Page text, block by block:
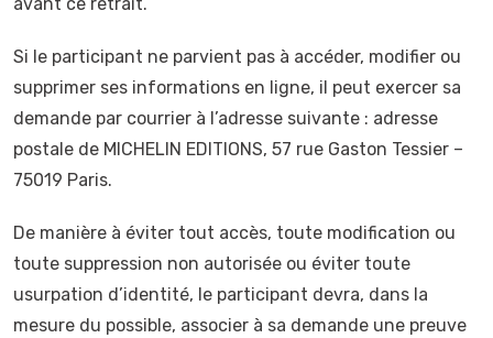
Si le participant ne parvient pas à accéder, modifier ou
supprimer ses informations en ligne, il peut exercer sa
demande par courrier à l’adresse suivante : adresse
postale de MICHELIN EDITIONS, 57 rue Gaston Tessier –
75019 Paris.
De manière à éviter tout accès, toute modification ou
toute suppression non autorisée ou éviter toute
usurpation d’identité, le participant devra, dans la
mesure du possible, associer à sa demande une preuve